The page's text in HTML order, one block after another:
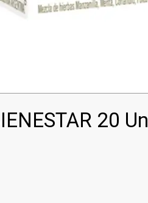
20 Un